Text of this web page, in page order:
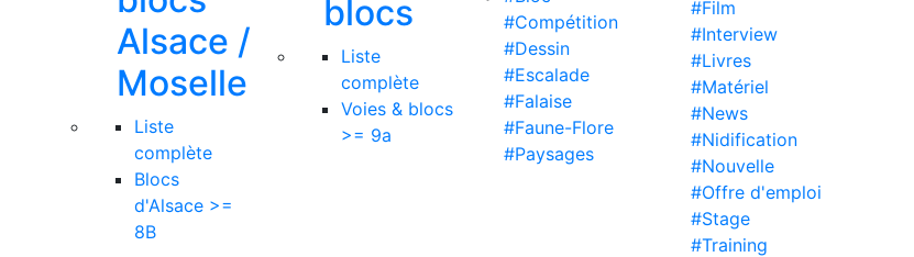
Alsace /
Moselle
Liste
complète
Blocs
d'Alsace >=
8B
blocs
Liste
complète
Voies & blocs
>= 9a
#Compétition
#Dessin
#Escalade
#Falaise
#Faune-Flore
#Paysages
#Film
#Interview
#Livres
#Matériel
#News
#Nidification
#Nouvelle
#Offre d'emploi
#Stage
#Training